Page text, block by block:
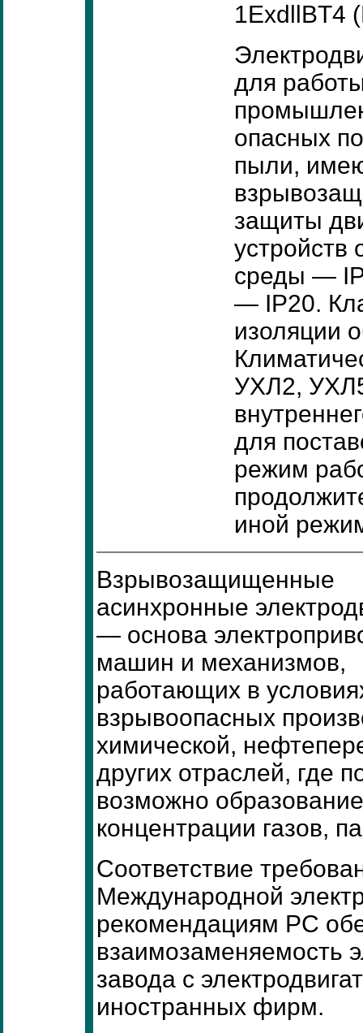
1ExdllBT4
для
опасных
пыли,
защиты
устройств
среды —
— IP20.
изоляции
УХЛ2,
для
режим
иной
Взрывозащищенные
асинхронные
— основа
машин и механизмов,
работающих в
взрывоопасных
химической,
других отраслей, где
возможно
концентрации газов,
Соответствие
Международной
рекомендациям PC
взаимозаменяемость
завода с
иностранных фирм.